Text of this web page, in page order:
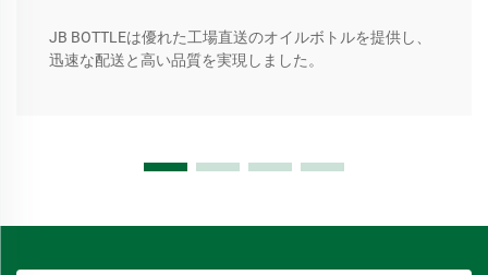
JB BOTTLEは優れた工場直送のオイルボトルを提供し、
迅速な配送と高い品質を実現しました。